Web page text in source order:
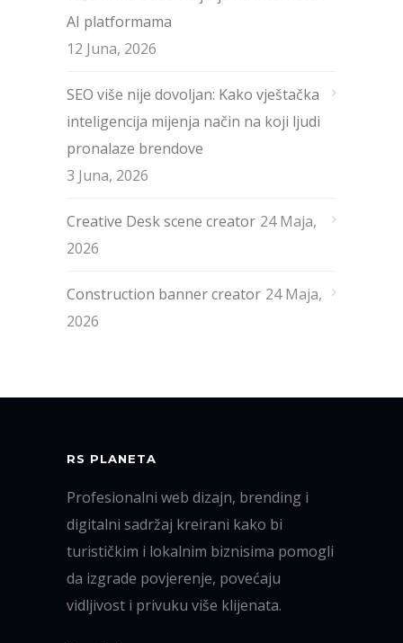
AI platformama
12 Juna, 2026
SEO više nije dovoljan: Kako vještačka
inteligencija mijenja način na koji ljudi
pronalaze brendove
3 Juna, 2026
Creative Desk scene creator 24 Maja,
2026
Construction banner creator 24 Maja,
2026
RS PLANETA
Profesionalni web dizajn, brending i
digitalni sadržaj kreirani kako bi
turističkim i lokalnim biznisima pomogli
da izgrade povjerenje, povećaju
vidljivost i privuku više klijenata.